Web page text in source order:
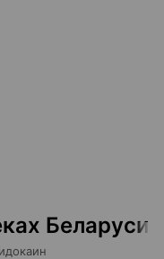
Беларуси